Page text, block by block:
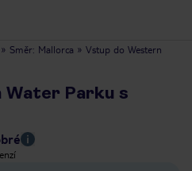
» Směr: Mallorca » Vstup do Western
Water Parku s